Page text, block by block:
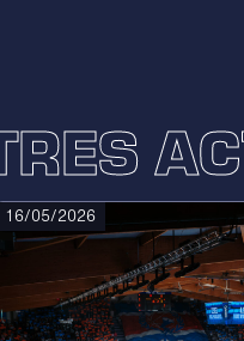
16/05/2026